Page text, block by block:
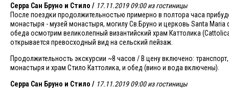
Серра Сан Бруно и Стило / 17.11.2019 09:00 из гостиницы
После поездки продолжительностью примерно в полтора часа
монастыря - музей монастыря, могилу Св.Бруно и церковь Santa
обеда осмотрим великолепный византийский храм Каттолика
открывается превосходный вид на сельский пейзаж.
Продолжительность экскурсии ~8 часов / В цену включено:
монастыря и храм Стило Каттолика, и обед (вино и вода включены).
Серра Сан Бруно и Стило / 17.11.2019 09:00 из гостиницы